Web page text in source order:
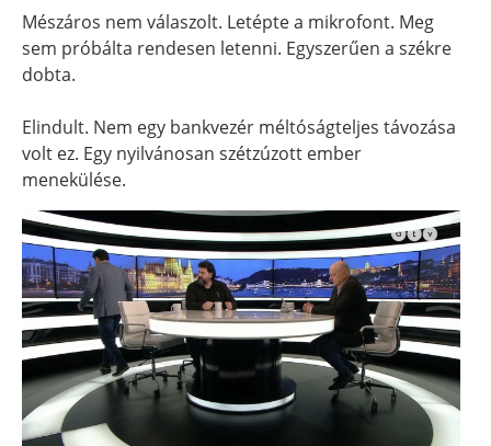
Mészáros nem válaszolt. Letépte a mikrofont. Meg
sem próbálta rendesen letenni. Egyszerűen a székre
dobta.
Elindult. Nem egy bankvezér méltóságteljes távozása
volt ez. Egy nyilvánosan szétzúzott ember
menekülése.